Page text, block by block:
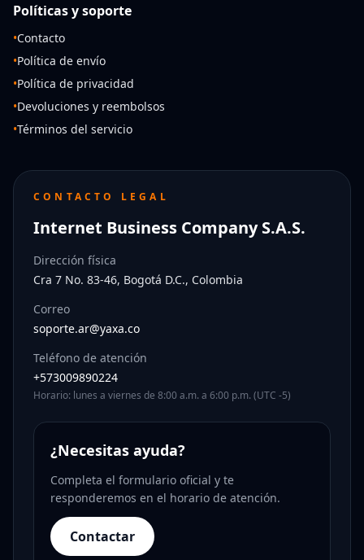
Políticas y soporte
•Contacto
•Política de envío
•Política de privacidad
•Devoluciones y reembolsos
•Términos del servicio
CONTACTO LEGAL
Internet Business Company S.A.S.
Dirección física
Cra 7 No. 83-46, Bogotá D.C., Colombia
Correo
soporte.ar@yaxa.co
Teléfono de atención
+573009890224
Horario: lunes a viernes de 8:00 a.m. a 6:00 p.m. (UTC -5)
¿Necesitas ayuda?
Completa el formulario oficial y te
responderemos en el horario de atención.
Contactar